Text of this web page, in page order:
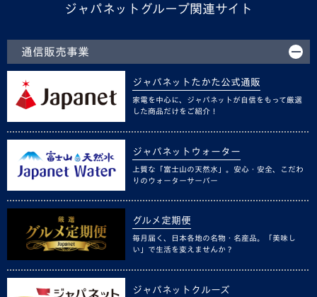
ジャパネットグループ関連サイト
通信販売事業
ジャパネットたかた公式通販
家電を中心に、ジャパネットが自信をもって厳選
した商品だけをご紹介！
ジャパネットウォーター
上質な「富士山の天然水」。安心・安全、こだわ
りのウォーターサーバー
グルメ定期便
毎月届く、日本各地の名物・名産品。「美味し
い」で生活を変えませんか？
ジャパネットクルーズ